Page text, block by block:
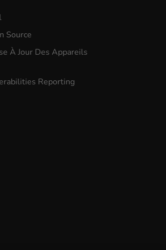
Source
À Jour Des Appareils
Reporting